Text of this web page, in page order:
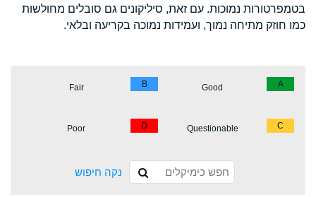
בטמפרטורות נמוכות. עם זאת, סיליקונים גם סובלים מחולשות
כמו חוזק מתיחה נמוך, ועמידות נמוכה בקריעה ובלאי.
A
Good
B
Fair
C
Questionable
D
Poor
נקה חיפוש